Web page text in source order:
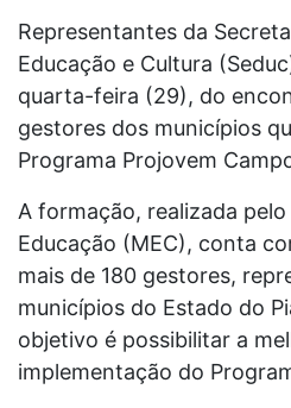
Representantes da
Educação e Cultura
quarta-feira (29), do
gestores dos municípios
Programa Projovem
A formação, realizada
Educação (MEC), conta
mais de 180 gestores,
municípios do Estado do
objetivo é possibilitar a
implementação do